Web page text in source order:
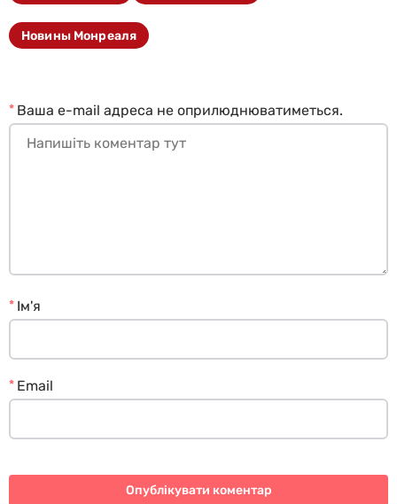
Новины Монреаля
Ваша e-mail адреса не оприлюднюватиметься.
*
Ім'я
*
Email
*